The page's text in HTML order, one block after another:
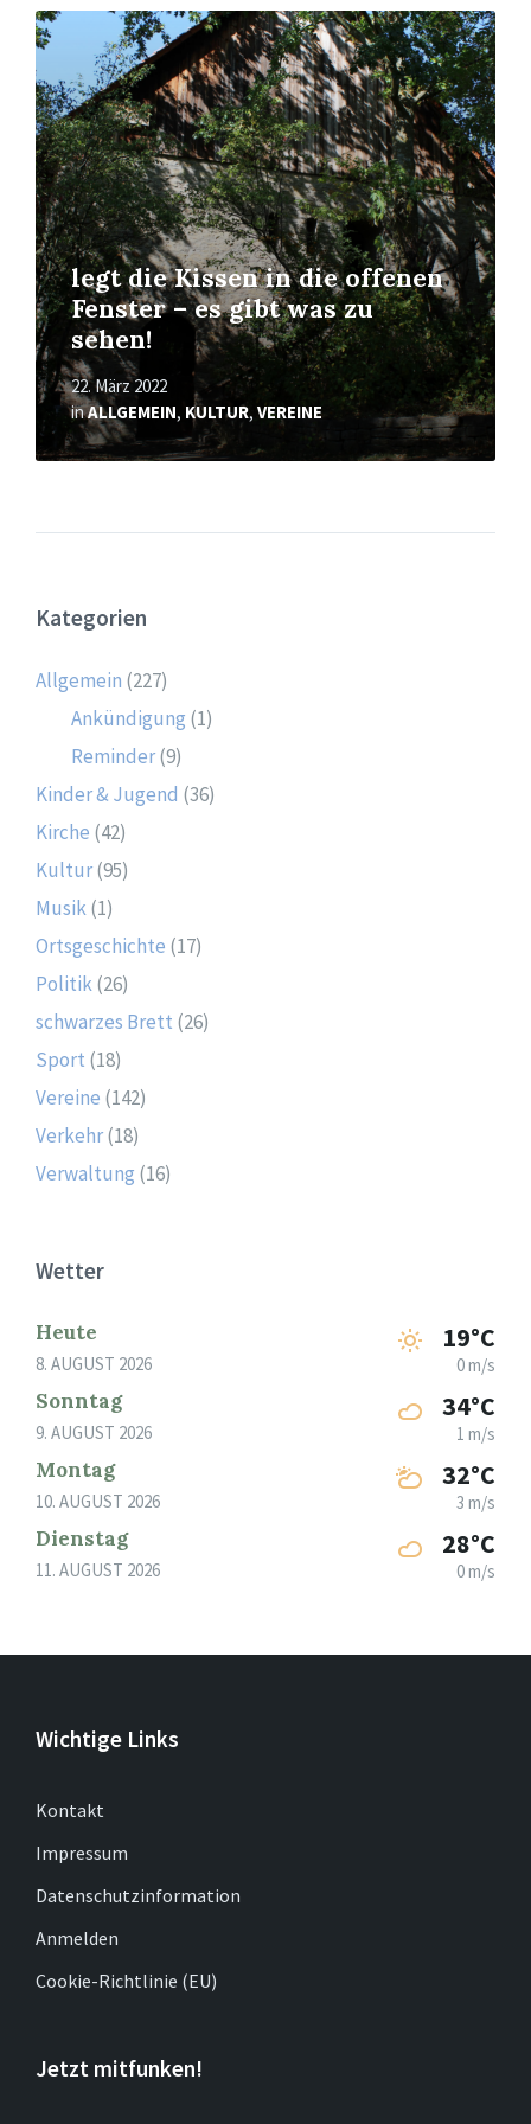
legt die Kissen in die offenen
Fenster – es gibt was zu
sehen!
22. März 2022
inALLGEMEIN, KULTUR, VEREINE
Mehr
erfahren
Kategorien
Allgemein (227)
Ankündigung (1)
Reminder(9)
Kinder & Jugend (36)
Kirche (42)
Kultur(95)
Musik(1)
Ortsgeschichte (17)
Politik(26)
schwarzes Brett (26)
Sport (18)
Vereine (142)
Verkehr(18)
Verwaltung (16)
Wetter
Heute
8. AUGUST 2026
19°C
0 m/s
Sonntag
9. AUGUST 2026
34°C
1 m/s
Montag
10. AUGUST 2026
32°C
3 m/s
Dienstag
11. AUGUST 2026
28°C
0 m/s
Wichtige Links
Kontakt
Impressum
Datenschutzinformation
Anmelden
Cookie-Richtlinie (EU)
Jetzt mitfunken!